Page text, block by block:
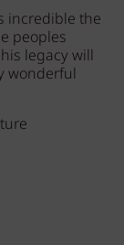
incredible the
peoples
legacy will
wonderful